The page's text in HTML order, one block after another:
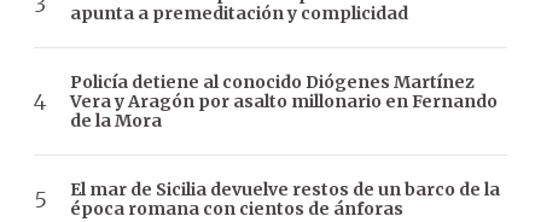
apunta a premeditación y complicidad
Policía detiene al conocido Diógenes Martínez
Vera y Aragón por asalto millonario en Fernando
de la Mora
El mar de Sicilia devuelve restos de un barco de la
época romana con cientos de ánforas